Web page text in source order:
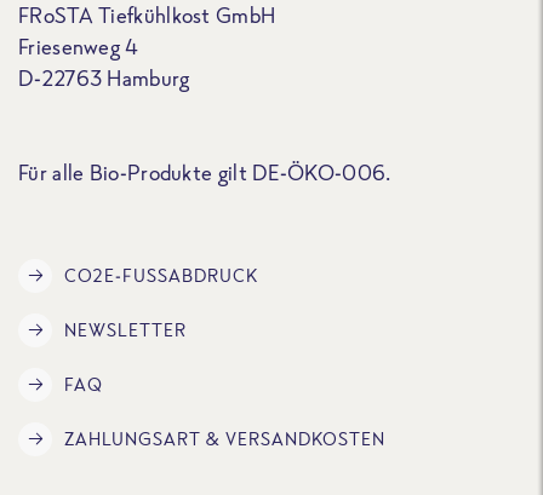
FRoSTA Tiefkühlkost GmbH
Friesenweg 4
D-22763 Hamburg
Für alle Bio-Produkte gilt DE-ÖKO-006.
CO2E-FUSSABDRUCK
NEWSLETTER
FAQ
ZAHLUNGSART & VERSANDKOSTEN